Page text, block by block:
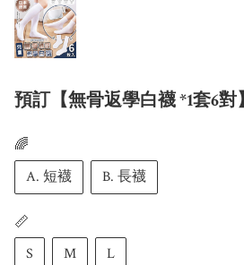
預訂【無骨返學白襪 *1套6對】
🌈
A. 短襪
B. 長襪
📏
S
M L